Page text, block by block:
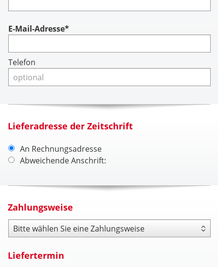
Account
E-Mail-Adresse*
Telefon
Lieferadresse der Zeitschrift
An Rechnungsadresse
Abweichende Anschrift:
Zahlungsweise
Zahlungsweise
Liefertermin